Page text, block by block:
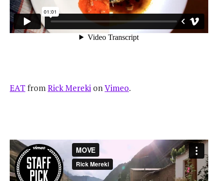
EATfromRick Mereki onVimeo.